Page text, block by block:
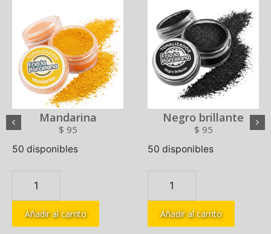
Mandarina
$ 95
50 disponibles
Añadir al carrito
Negro brillante
$ 95
50 disponibles
Añadir al carrito